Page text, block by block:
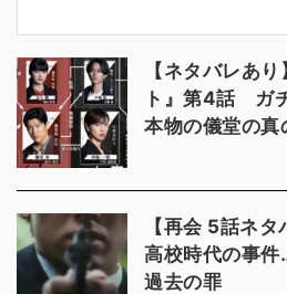
【ネタバレあ
ト』第4話 ガ
本物の儀堂の真
【再会 5話ネ
高校時代の事
過去の罪